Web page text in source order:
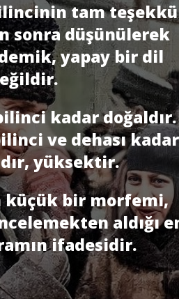
tam
sonra düşünülerek
yapay bir dil
kadar doğaldır.
ve dehası kadar
yüksektir.
bir morfemi,
aldığı
ifadesidir.